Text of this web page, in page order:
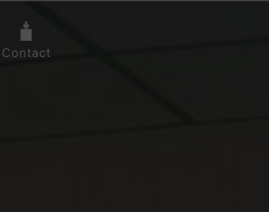
Contact